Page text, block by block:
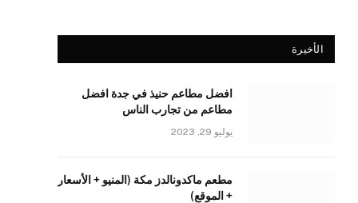
الأخيرة
افضل مطاعم حنيذ في جدة افضل
مطاعم من تجارب الناس
يوليو 29, 2023
مطعم ماكدونالدز مكة (المنيو + الأسعار
+ الموقع)